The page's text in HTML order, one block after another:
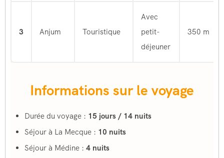
3 Anjum Touristique
Avec
petit-
déjeuner
350 m
Informations sur le voyage
Durée du voyage : 15 jours / 14 nuits
Séjour à La Mecque : 10 nuits
Séjour à Médine : 4 nuits